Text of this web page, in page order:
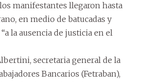
manifestantes llegaron hasta
en medio de batucadas y
la ausencia de justicia en el
secretaria general de la
Bancarios (Fetraban),